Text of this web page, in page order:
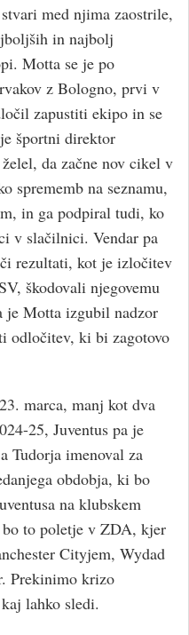
med njima zaostrile,
in najbolj
Motta se je po
z Bologno, prvi v
zapustiti ekipo in se
športni direktor
da začne nov cikel v
sprememb na seznamu,
in ga podpiral tudi, ko
v slačilnici. Vendar pa
rezultati, kot je izločitev
škodovali njegovemu
je Motta izgubil nadzor
odločitev, ki bi zagotovo
marca, manj kot dva
25, Juventus pa je
Tudorja imenoval za
obdobja, ki bo
na klubskem
to poletje v ZDA, kjer
Cityjem, Wydad
Prekinimo krizo
lahko sledi.